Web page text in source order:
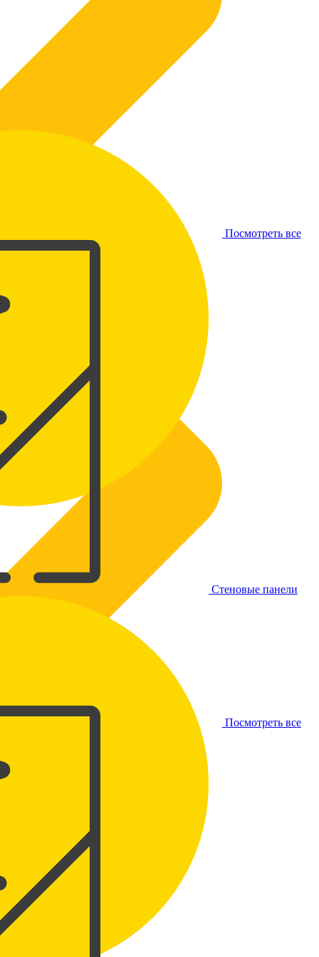
Посмотреть все
Посмотреть все
Стеновые панели